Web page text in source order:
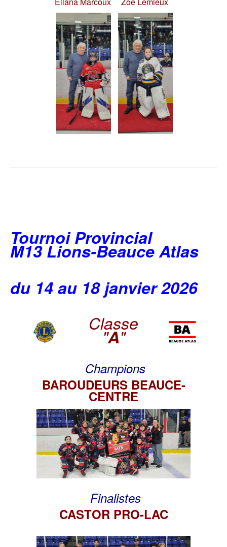
Tournoi Provincial
M13 Lions-Beauce Atlas
du 14 au 18 janvier 2026
Classe
"A"
Champions
BAROUDEURS BEAUCE-
CENTRE
Finalistes
CASTOR PRO-LAC